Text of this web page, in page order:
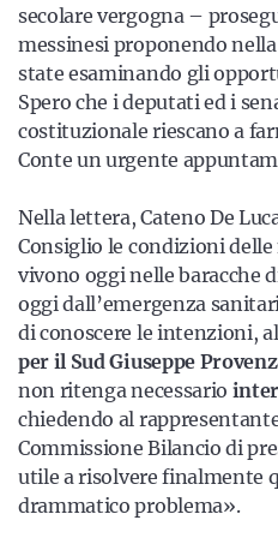
secolare vergogna –
messinesi proponendo
state esaminando gli
Spero che i deputati ed i
costituzionale riescano a
Conte un urgente
Nella lettera, Cateno De
Consiglio le condizioni
vivono oggi nelle baracche
oggi dall’emergenza
di conoscere le intenzioni,
per il Sud Giuseppe
non ritenga necessario
chiedendo al
Commissione Bilancio di
utile a risolvere finalmente
drammatico problema».